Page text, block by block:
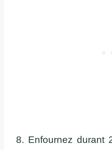
8. Enfournez durant